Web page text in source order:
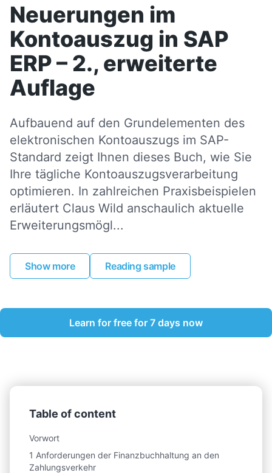
Neuerungen im
Kontoauszug in SAP
ERP – 2., erweiterte
Auflage
Aufbauend auf den Grundelementen des
elektronischen Kontoauszugs im SAP-
Standard zeigt Ihnen dieses Buch, wie Sie
Ihre tägliche Kontoauszugsverarbeitung
optimieren. In zahlreichen Praxisbeispielen
erläutert Claus Wild anschaulich aktuelle
Erweiterungsmögl...
Show more Reading sample
Learn for free for 7 days now
Table of content
Vorwort
1 Anforderungen der Finanzbuchhaltung an den
Zahlungsverkehr